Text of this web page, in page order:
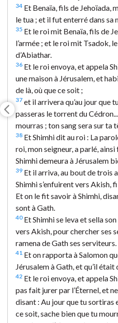
34 Et Benaïa, fils de Jehoïada,
le tua ; et il fut enterré dans sa
35 Et le roi mit Benaïa, fils de
l’armée ; et le roi mit Tsadok,
d’Abiathar.
36 Et le roi envoya, et appela
une maison à Jérusalem, et
de là, où que ce soit ;
37 et il arrivera qu’au jour que
passeras le torrent du
mourras ; ton sang sera sur ta
38 Et Shimhi dit au roi : La
roi, mon seigneur, a parlé,
Shimhi demeura à Jérusalem
39 Et il arriva, au bout de trois
Shimhi s’enfuirent vers Akish,
Et on le fit savoir à Shimhi,
sont à Gath.
40Et Shimhi se leva et sella son
vers Akish, pour chercher ses
ramena de Gath ses serviteurs.
41 Et on rapporta à Salomon
Jérusalem à Gath, et qu’il était
42 Et le roi envoya, et appela
pas fait jurer par l’Éternel, et
disant : Au jour que tu sortiras
ce soit, sache bien que tu